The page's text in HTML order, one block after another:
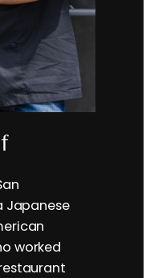
Japanese
worked